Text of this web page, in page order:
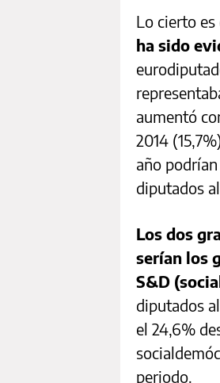
Lo cierto es
ha sido
aumentó
2014
año
diputados
Los dos
serían los
S&D
diputados
el 24,6%
periodo.